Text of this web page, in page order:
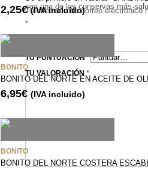
sea una de las conservas más
Tu dirección de correo electrónico
*
TU PUNTUACIÓN*
TU VALORACIÓN *
2,25€ (IVA incluido)
BONITO
BONITO DEL NORTE EN ACEITE DE
6,95€ (IVA incluido)
BONITO
BONITO DEL NORTE COSTERA